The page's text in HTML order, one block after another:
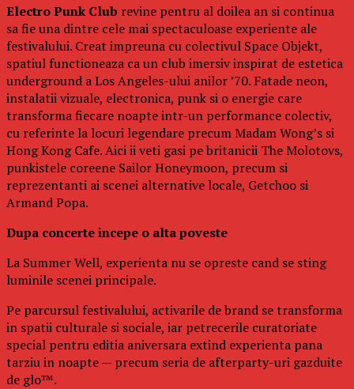
Electro Punk Club revine pentru al doilea an si continua
sa fie una dintre cele mai spectaculoase experiente ale
festivalului. Creat impreuna cu colectivul Space Objekt,
spatiul functioneaza ca un club imersiv inspirat de estetica
underground a Los Angeles-ului anilor ’70. Fatade neon,
instalatii vizuale, electronica, punk si o energie care
transforma fiecare noapte intr-un performance colectiv,
cu referinte la locuri legendare precum Madam Wong’s si
Hong Kong Cafe. Aici ii veti gasi pe britanicii The Molotovs,
punkistele coreene Sailor Honeymoon, precum si
reprezentanti ai scenei alternative locale, Getchoo si
Armand Popa.
Dupa concerte incepe o alta poveste
La Summer Well, experienta nu se opreste cand se sting
luminile scenei principale.
Pe parcursul festivalului, activarile de brand se transforma
in spatii culturale si sociale, iar petrecerile curatoriate
special pentru editia aniversara extind experienta pana
tarziu in noapte — precum seria de afterparty-uri gazduite
de glo™.